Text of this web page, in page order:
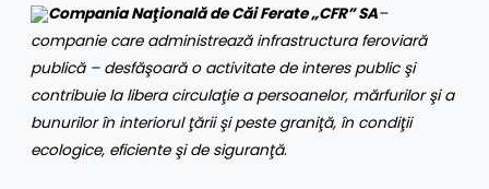
Compania Naţională de Căi Ferate „CFR” SA–
companie care administrează infrastructura feroviară
publică – desfăşoară o activitate de interes public şi
contribuie la libera circulaţie a persoanelor, mărfurilor şi a
bunurilor în interiorul ţării şi peste graniţă, în condiţii
ecologice, eficiente şi de siguranţă.